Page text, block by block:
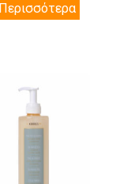
Περισσότερα